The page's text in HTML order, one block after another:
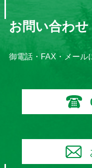
お問い合わせ
御電話・FAX・メール